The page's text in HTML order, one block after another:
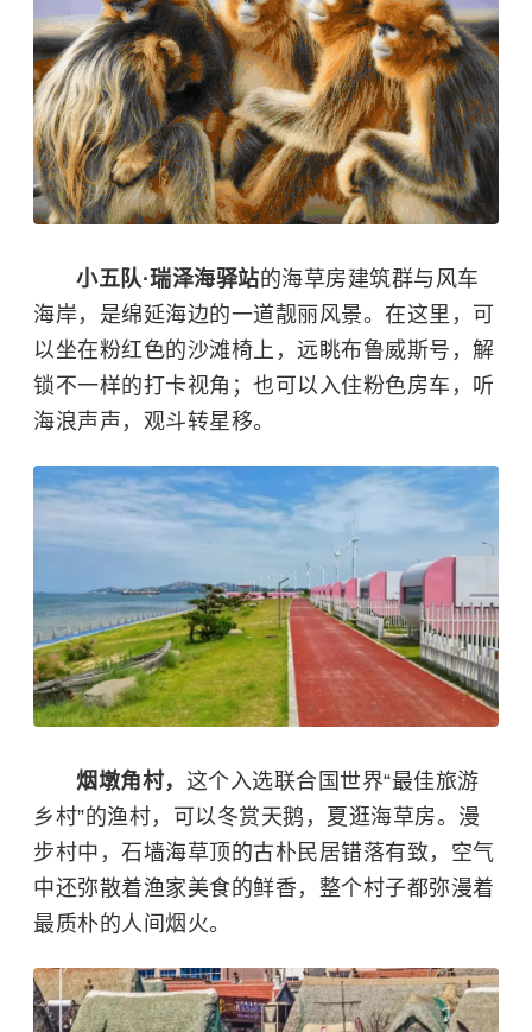
小五队·瑞泽海驿站的海草房建筑群与风车
海岸，是绵延海边的一道靓丽风景。在这里，可
以坐在粉红色的沙滩椅上，远眺布鲁威斯号，解
锁不一样的打卡视角；也可以入住粉色房车，听
海浪声声，观斗转星移。
烟墩角村， 这个入选联合国世界“最佳旅游
乡村”的渔村，可以冬赏天鹅，夏逛海草房。漫
步村中，石墙海草顶的古朴民居错落有致，空气
中还弥散着渔家美食的鲜香，整个村子都弥漫着
最质朴的人间烟火。